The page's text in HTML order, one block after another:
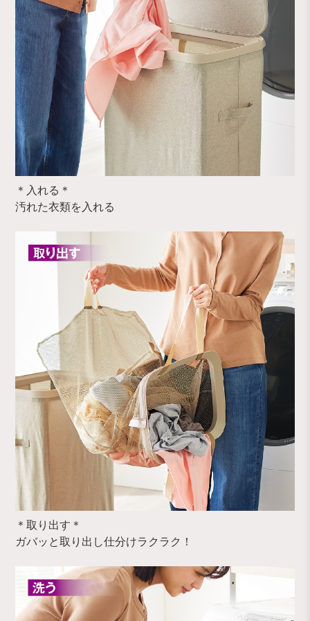
＊入れる＊
汚れた衣類を入れる
＊取り出す＊
ガバッと取り出し仕分けラクラク！